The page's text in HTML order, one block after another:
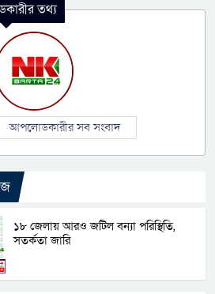
তথ্য
আপলোডকারীর সব সংবাদ
১৮ জেলায় আরও জটিল বন্যা পরিস্থিতি,
সতর্কতা জারি